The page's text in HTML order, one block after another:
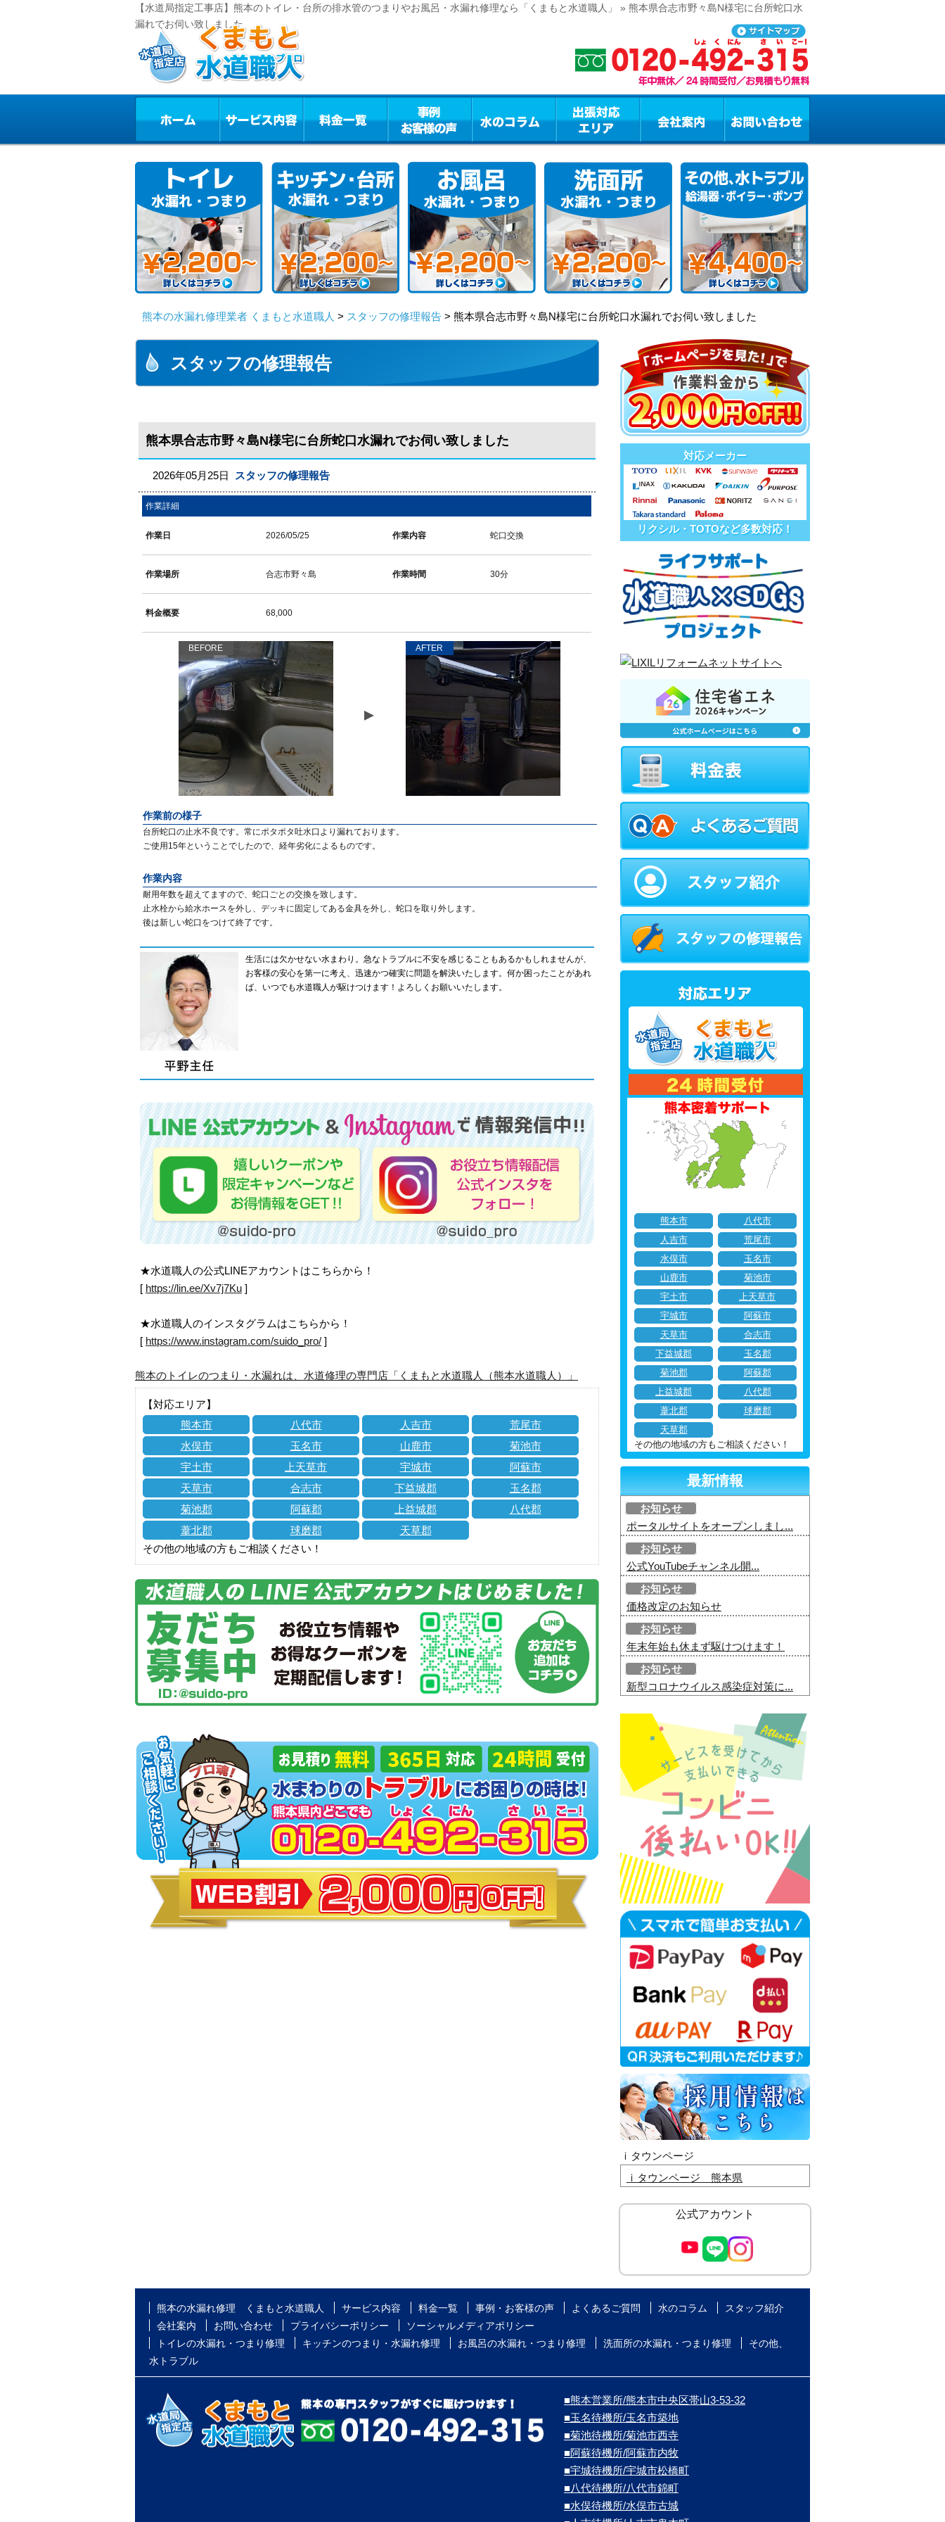
【水道局指定工事店】熊本のトイレ・台所の排水管のつまりやお風呂・水漏れ修理なら「くまもと水道職人」 » 熊本県合志市野々島N様宅に台所蛇口水
漏れでお伺い致しました
熊本の水漏れ修理業者 くまもと水道職人 > スタッフの修理報告 > 熊本県合志市野々島N様宅に台所蛇口水漏れでお伺い致しました
スタッフの修理報告
熊本県合志市野々島N様宅に台所蛇口水漏れでお伺い致しました
2026年05月25日 スタッフの修理報告
作業詳細
作業日 2026/05/25 作業内容 蛇口交換
作業場所 合志市野々島 作業時間 30分
料金概要 68,000
BEFORE AFTER
作業前の様子
台所蛇口の止水不良です。常にポタポタ吐水口より漏れております。
ご使用15年ということでしたので、経年劣化によるものです。
作業内容
耐用年数を超えてますので、蛇口ごとの交換を致します。
止水栓から給水ホースを外し、デッキに固定してある金具を外し、蛇口を取り外します。
後は新しい蛇口をつけて終了です。
生活には欠かせない水まわり。急なトラブルに不安を感じることもあるかもしれませんが、
お客様の安心を第一に考え、迅速かつ確実に問題を解決いたします。何か困ったことがあれ
ば、いつでも水道職人が駆けつけます！よろしくお願いいたします。
★水道職人の公式LINEアカウントはこちらから！
[ https://lin.ee/Xv7j7Ku ]
★水道職人のインスタグラムはこちらから！
[ https://www.instagram.com/suido_pro/ ]
熊本のトイレのつまり・水漏れは、水道修理の専門店「くまもと水道職人（熊本水道職人）」
【対応エリア】
熊本市
八代市 人吉市
荒尾市
水俣市
玉名市 山鹿市
菊池市
宇土市
上天草市 宇城市
阿蘇市
天草市
合志市 下益城郡
玉名郡
菊池郡
阿蘇郡 上益城郡
八代郡
葦北郡
球磨郡
天草郡
その他の地域の方もご相談ください！
対応メーカー
リクシル・TOTOなど多数対応！
熊本市
八代市
人吉市
荒尾市
水俣市
玉名市
山鹿市
菊池市
宇土市
上天草市
宇城市
阿蘇市
天草市
合志市
下益城郡
玉名郡
菊池郡
阿蘇郡
上益城郡
八代郡
葦北郡
球磨郡
天草郡
その他の地域の方もご相談ください！
最新情報
お知らせ
ポータルサイトをオープンしまし...
お知らせ
公式YouTubeチャンネル開...
お知らせ
価格改定のお知らせ
お知らせ
年末年始も休まず駆けつけます！
お知らせ
新型コロナウイルス感染症対策に...
ｉタウンページ
ｉタウンページ 熊本県
公式アカウント
熊本の水漏れ修理 くまもと水道職人 サービス内容 料金一覧 事例・お客様の声 よくあるご質問 水のコラム
スタッフ紹介
会社案内
お問い合わせ プライバシーポリシー
ソーシャルメディアポリシー
トイレの水漏れ・つまり修理
キッチンのつまり・水漏れ修理 お風呂の水漏れ・つまり修理 洗面所の水漏れ・つまり修理
その他、
水トラブル
■熊本営業所/熊本市中央区帯山3-53-32
■玉名待機所/玉名市築地
■菊池待機所/菊池市西寺
■阿蘇待機所/阿蘇市内牧
■宇城待機所/宇城市松橋町
■八代待機所/八代市錦町
■水俣待機所/水俣市古城